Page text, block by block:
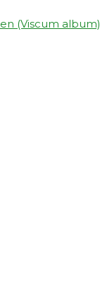
(Viscum album)​